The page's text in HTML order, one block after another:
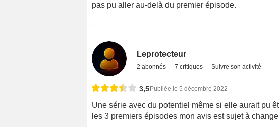
pas pu aller au-delà du premier épisode.
Leprotecteur
2 abonnés 7 critiques Suivre son activité
3,5 Publiée le 5 décembre 2022
Une série avec du potentiel même si elle aurait pu
les 3 premiers épisodes mon avis est sujet à